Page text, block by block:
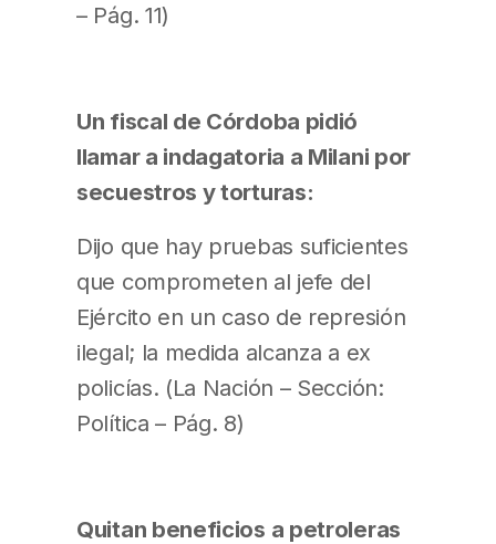
– Pág. 11)
Un fiscal de Córdoba pidió
llamar a indagatoria a Milani por
secuestros y torturas:
Dijo que hay pruebas suficientes
que comprometen al jefe del
Ejército en un caso de represión
ilegal; la medida alcanza a ex
policías. (La Nación – Sección:
Política – Pág. 8)
Quitan beneficios a petroleras